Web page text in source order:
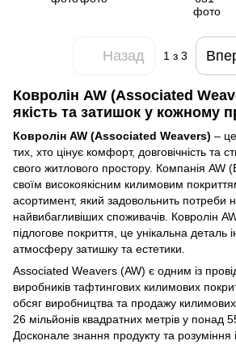
Назад 1 з 3
Ковролін AW (Associated
якість та затишок у кожному
Ковролін AW (Associated Weavers) –
тих, хто цінує комфорт, довговічність та
свого житлового простору. Компанія AW
своїм високоякісним килимовим
асортимент, який задовольнить потреби
найвибагливіших споживачів. Ковролін
підлогове покриття, це унікальна деталь
атмосферу затишку та естетики.
Associated Weavers (AW) є одним із
виробників тафтингових килимових
обсяг виробництва та продажу килимових
26 мільйонів квадратних метрів у понад
Досконале знання продукту та розуміння